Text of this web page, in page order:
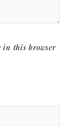
in this browser